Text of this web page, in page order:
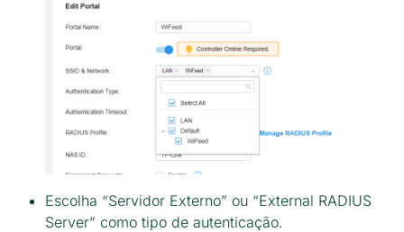
Escolha “Servidor Externo” ou “External RADIUS
Server” como tipo de autenticação.